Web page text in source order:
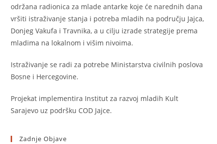
održana radionica za mlade antarke koje će narednih dana
vršiti istraživanje stanja i potreba mladih na području Jajca,
Donjeg Vakufa i Travnika, a u cilju izrade strategije prema
mladima na lokalnom i višim nivoima.
Istraživanje se radi za potrebe Ministarstva civilnih poslova
Bosne i Hercegovine.
Projekat implementira Institut za razvoj mladih Kult
Sarajevo uz podršku COD Jajce.
Zadnje Objave